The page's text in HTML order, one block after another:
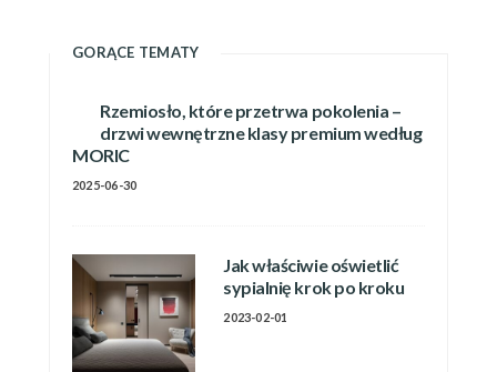
GORĄCE TEMATY
Rzemiosło, które przetrwa pokolenia –
drzwi wewnętrzne klasy premium według
MORIC
2025-06-30
Jak właściwie oświetlić
sypialnię krok po kroku
2023-02-01